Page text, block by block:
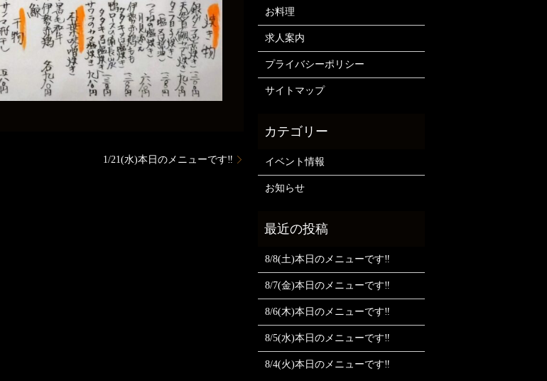
1/21(水)本日のメニューです‼️
お料理
求人案内
プライバシーポリシー
サイトマップ
イベント情報
お知らせ
8/8(土)本日のメニューです‼️
8/7(金)本日のメニューです‼️
8/6(木)本日のメニューです‼️
8/5(水)本日のメニューです‼️
8/4(火)本日のメニューです‼️